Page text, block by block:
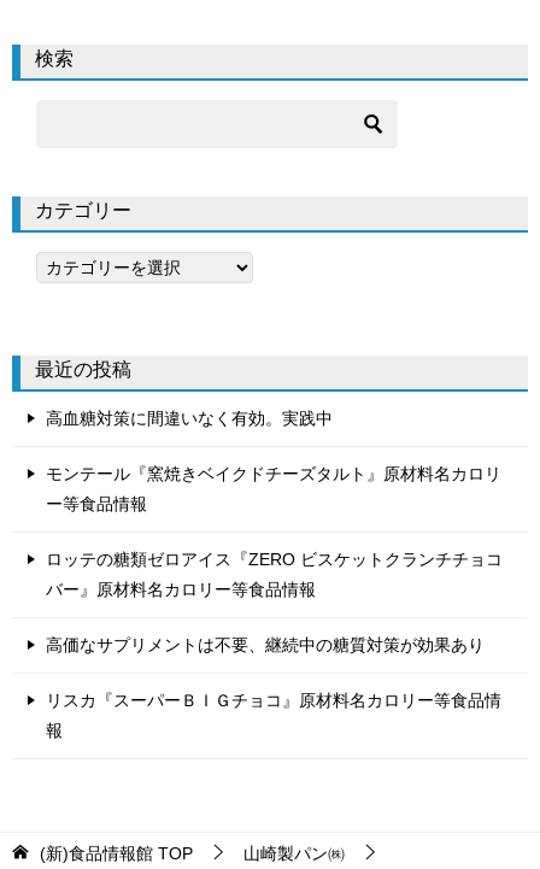
ゲ
ン
検索
カテゴリー
カ
ー
最近の投稿
高血糖対策に間違いなく有効。実践中
モンテール『窯焼きベイクドチーズタルト』原材料名カロリ
ー等食品情報
ロッテの糖類ゼロアイス『ZERO ビスケットクランチチョコ
バー』原材料名カロリー等食品情報
高価なサプリメントは不要、継続中の糖質対策が効果あり
リスカ『スーパーＢＩＧチョコ』原材料名カロリー等食品情
報
(新)食品情報館 TOP 山崎製パン㈱